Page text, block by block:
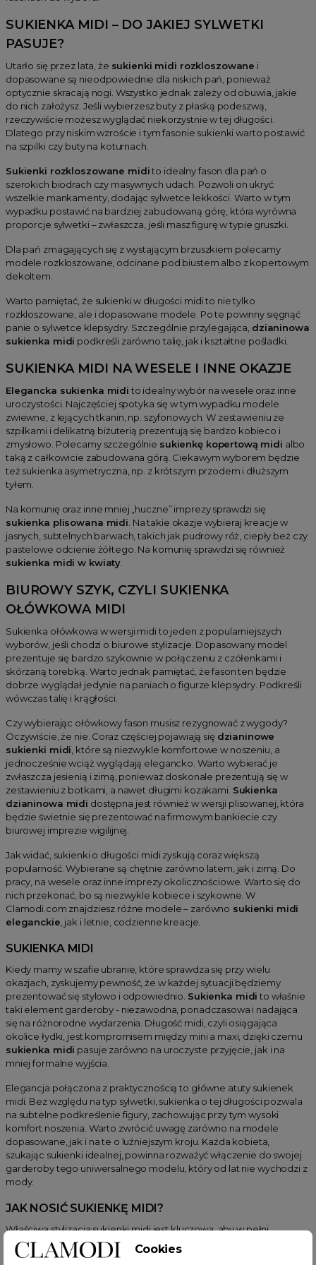
SUKIENKA MIDI – DO JAKIEJ SYLWETKI
PASUJE?
Utarło się przez lata, że sukienki midi rozkloszowane i
dopasowane są nieodpowiednie dla niskich pań, ponieważ
optycznie skracają nogi. Wszystko jednak zależy od obuwia, jakie
do nich założysz. Jeśli wybierzesz buty z płaską podeszwą,
rzeczywiście możesz wyglądać niekorzystnie w tej długości.
Dlatego przy niskim wzroście i tym fasonie sukienki warto postawić
na szpilki czy buty na koturnach.
Sukienki rozkloszowane midito idealny fason dla pań o
szerokich biodrach czy masywnych udach. Pozwoli on ukryć
wszelkie mankamenty, dodając sylwetce lekkości. Warto w tym
wypadku postawić na bardziej zabudowaną górę, która wyrówna
proporcje sylwetki – zwłaszcza, jeśli masz figurę w typie gruszki.
Dla pań zmagających się z wystającym brzuszkiem polecamy
modele rozkloszowane, odcinane pod biustem albo z kopertowym
dekoltem.
Warto pamiętać, że sukienki w długości midi to nie tylko
rozkloszowane, ale i dopasowane modele. Po te powinny sięgnąć
panie o sylwetce klepsydry. Szczególnie przylegająca, dzianinowa
sukienka midi podkreśli zarówno talię, jak i kształtne pośladki.
SUKIENKA MIDI NA WESELE I INNE OKAZJE
Elegancka sukienka midi to idealny wybór na wesele oraz inne
uroczystości. Najczęściej spotyka się w tym wypadku modele
zwiewne, z lejących tkanin, np. szyfonowych. W zestawieniu ze
szpilkami i delikatną biżuterią prezentują się bardzo kobieco i
zmysłowo. Polecamy szczególnie sukienkę kopertową midi albo
taką z całkowicie zabudowana górą. Ciekawym wyborem będzie
też sukienka asymetryczna, np. z krótszym przodem i dłuższym
tyłem.
Na komunię oraz inne mniej „huczne” imprezy sprawdzi się
sukienka plisowana midi . Na takie okazje wybieraj kreacje w
jasnych, subtelnych barwach, takich jak pudrowy róż, ciepły beż czy
pastelowe odcienie żółtego. Na komunię sprawdzi się również
sukienka midi w kwiaty
BIUROWY SZYK, CZYLI SUKIENKA
OŁÓWKOWA MIDI
Sukienka ołówkowa w wersji midi to jeden z popularniejszych
wyborów, jeśli chodzi o biurowe stylizacje. Dopasowany model
prezentuje się bardzo szykownie w połączeniu z czółenkami i
skórzaną torebką. Warto jednak pamiętać, że fason ten będzie
dobrze wyglądał jedynie na paniach o figurze klepsydry. Podkreśli
wówczas talię i krągłości.
Czy wybierając ołówkowy fason musisz rezygnować z wygody?
Oczywiście, że nie. Coraz częściej pojawiają się dzianinowe
sukienki midi , które są niezwykle komfortowe w noszeniu, a
jednocześnie wciąż wyglądają elegancko. Warto wybierać je
zwłaszcza jesienią i zimą, ponieważ doskonale prezentują się w
zestawieniu z botkami, a nawet długimi kozakami. Sukienka
dzianinowa midi dostępna jest również w wersji plisowanej, która
będzie świetnie się prezentować na firmowym bankiecie czy
biurowej imprezie wigilijnej.
Jak widać, sukienki o długości midi zyskują coraz większą
popularność. Wybierane są chętnie zarówno latem, jak i zimą. Do
pracy, na wesele oraz inne imprezy okolicznościowe. Warto się do
nich przekonać, bo są niezwykle kobiece i szykowne. W
Clamodi.com znajdziesz różne modele – zarówno sukienki midi
eleganckie , jak i letnie, codzienne kreacje.
SUKIENKA MIDI
Kiedy mamy w szafie ubranie, które sprawdza się przy wielu
okazjach, zyskujemy pewność, że w każdej sytuacji będziemy
prezentować się stylowo i odpowiednio. Sukienka midi to właśnie
taki element garderoby - niezawodna, ponadczasowa i nadająca
się na różnorodne wydarzenia. Długość midi, czyli osiągająca
okolice łydki, jest kompromisem między mini a maxi, dzięki czemu
sukienka midi pasuje zarówno na uroczyste przyjęcie, jak i na
mniej formalne wyjścia.
Elegancja połączona z praktycznością to główne atuty sukienek
midi. Bez względu na typ sylwetki, sukienka o tej długości pozwala
na subtelne podkreślenie figury, zachowując przy tym wysoki
komfort noszenia. Warto zwrócić uwagę zarówno na modele
dopasowane, jak i na te o luźniejszym kroju. Każda kobieta,
szukając sukienki idealnej, powinna rozważyć włączenie do swojej
garderoby tego uniwersalnego modelu, który od lat nie wychodzi z
mody.
JAK NOSIĆ SUKIENKĘ MIDI?
Właściwa stylizacja sukienki midi jest kluczowa, aby w pełni
wykorzystać jej potencjał. To ubranie, które można łączyć z
różnorodnymi dodatkami i obuwiem - od eleganckich szpilek po
Cookies